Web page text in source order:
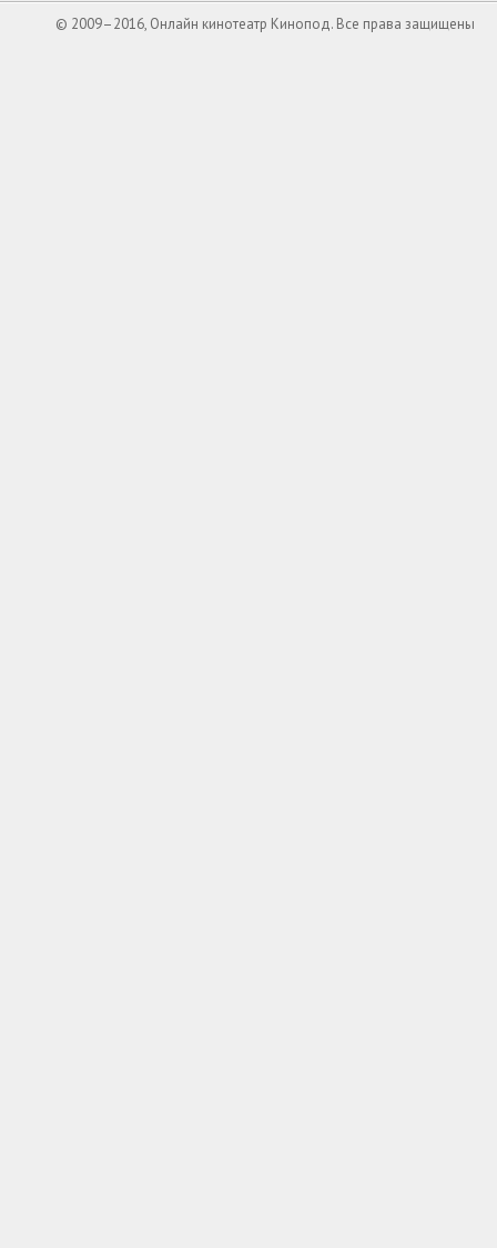
© 2009–2016, Онлайн кинотеатр Кинопод. Все права защищены